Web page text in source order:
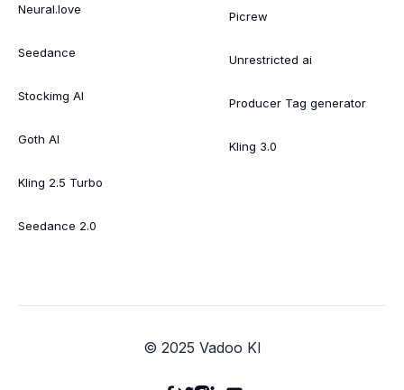
Neural.love
Seedance
Stockimg AI
Goth AI
Kling 2.5 Turbo
Seedance 2.0
Picrew
Unrestricted ai
Producer Tag generator
Kling 3.0
© 2025 Vadoo KI